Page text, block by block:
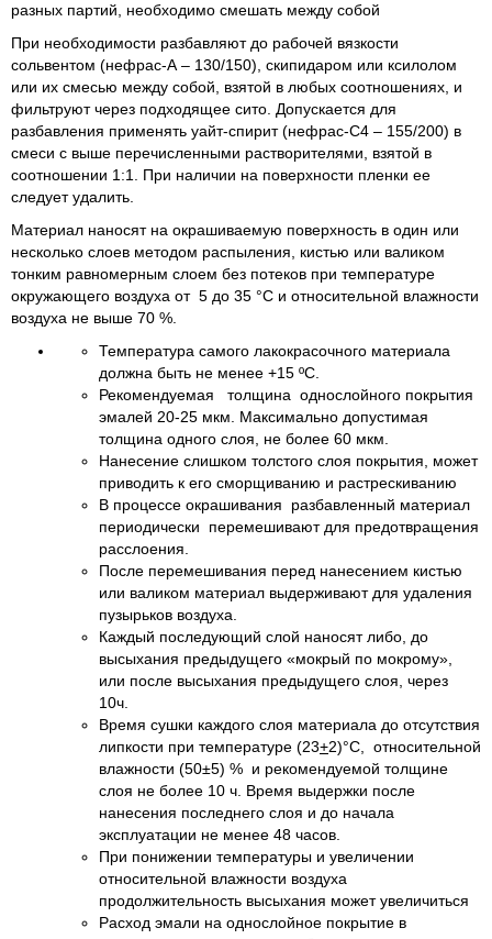
разных партий, необходимо смешать между собой
При необходимости разбавляют до рабочей вязкости
сольвентом (нефрас-А – 130/150), скипидаром или ксилолом
или их смесью между собой, взятой в любых соотношениях, и
фильтруют через подходящее сито. Допускается для
разбавления применять уайт-спирит (нефрас-С4 – 155/200) в
смеси с выше перечисленными растворителями, взятой в
соотношении 1:1. При наличии на поверхности пленки ее
следует удалить.
Материал наносят на окрашиваемую поверхность в один или
несколько слоев методом распыления, кистью или валиком
тонким равномерным слоем без потеков при температуре
окружающего воздуха от 5 до 35 °С и относительной влажности
воздуха не выше 70 %.
Температура самого лакокрасочного материала
должна быть не менее +15 ºС.
Рекомендуемая толщина однослойного покрытия
эмалей 20-25 мкм. Максимально допустимая
толщина одного слоя, не более 60 мкм.
Нанесение слишком толстого слоя покрытия, может
приводить к его сморщиванию и растрескиванию
В процессе окрашивания разбавленный материал
периодически перемешивают для предотвращения
расслоения.
После перемешивания перед нанесением кистью
или валиком материал выдерживают для удаления
пузырьков воздуха.
Каждый последующий слой наносят либо, до
высыхания предыдущего «мокрый по мокрому»,
или после высыхания предыдущего слоя, через
10ч.
Время сушки каждого слоя материала до отсутствия
липкости при температуре (23+2)°С, относительной
влажности (50±5) % и рекомендуемой толщине
слоя не более 10 ч. Время выдержки после
нанесения последнего слоя и до начала
эксплуатации не менее 48 часов.
При понижении температуры и увеличении
относительной влажности воздуха
продолжительность высыхания может увеличиться
Расход эмали на однослойное покрытие в